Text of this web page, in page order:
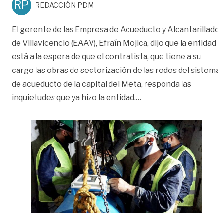
RP REDACCIÓN PDM
El gerente de las Empresa de Acueducto y
de Villavicencio (EAAV), Efraín Mojica, dijo que la entidad
está a la espera de que el contratista, que tiene a su
cargo las obras de sectorización de las redes del
de acueducto de la capital del Meta, responda las
inquietudes que ya hizo la entidad.…